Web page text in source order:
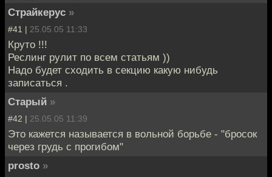
Страйкерус »
#41 | 25.05.05 11:33
Круто !!!
Реслинг рулит по всем статьям ))
Надо будет сходить в секцию какую нибудь
записаться .
Старый »
#42 | 25.05.05 11:39
Это кажется называется в вольной борьбе - "бросок
через грудь с прогибом"
prosto »